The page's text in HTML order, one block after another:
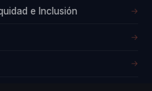
e Inclusión →
→
→